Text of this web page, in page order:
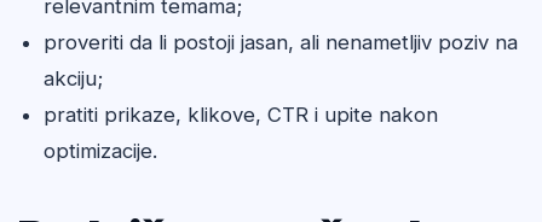
relevantnim temama;
proveriti da li postoji jasan, ali nenametljiv poziv na
akciju;
pratiti prikaze, klikove, CTR i upite nakon
optimizacije.